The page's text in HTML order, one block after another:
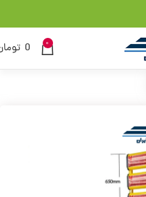
0
0